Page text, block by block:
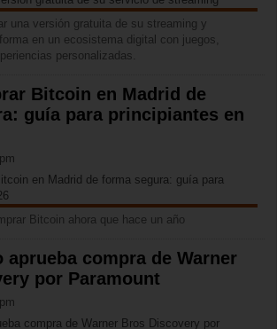
una versión gratuita de su streaming y
en un ecosistema digital con juegos,
personalizadas.
Bitcoin en Madrid de
guía para principiantes en
Bitcoin ahora que hace un año
aprueba compra de Warner
por Paramount